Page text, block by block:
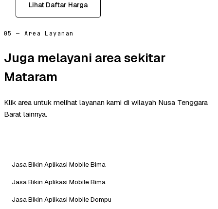
Lihat Daftar Harga
05 — Area Layanan
Juga melayani area sekitar
Mataram
Klik area untuk melihat layanan kami di wilayah Nusa Tenggara
Barat lainnya.
Jasa Bikin Aplikasi Mobile Bima
Jasa Bikin Aplikasi Mobile Bima
Jasa Bikin Aplikasi Mobile Dompu